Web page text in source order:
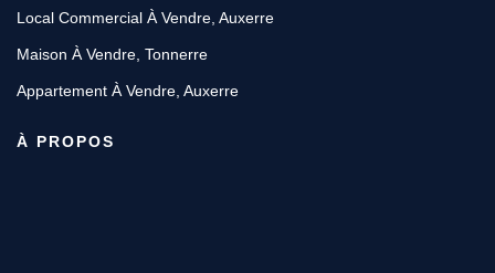
Local Commercial À Vendre, Auxerre
Maison À Vendre, Tonnerre
Appartement À Vendre, Auxerre
À PROPOS